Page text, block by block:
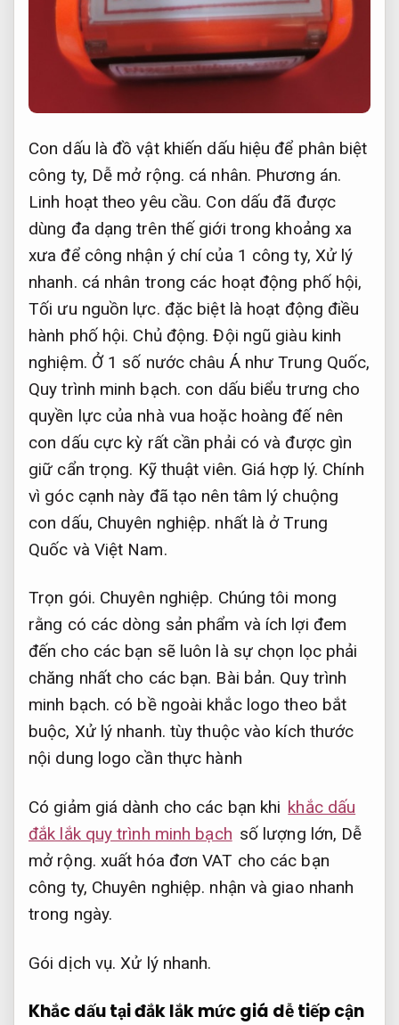
Con dấu là đồ vật khiến dấu hiệu để phân biệt
công ty, Dễ mở rộng. cá nhân. Phương án.
Linh hoạt theo yêu cầu. Con dấu đã được
dùng đa dạng trên thế giới trong khoảng xa
xưa để công nhận ý chí của 1 công ty, Xử lý
nhanh. cá nhân trong các hoạt động phố hội,
Tối ưu nguồn lực. đặc biệt là hoạt động điều
hành phố hội. Chủ động. Đội ngũ giàu kinh
nghiệm. Ở 1 số nước châu Á như Trung Quốc,
Quy trình minh bạch. con dấu biểu trưng cho
quyền lực của nhà vua hoặc hoàng đế nên
con dấu cực kỳ rất cần phải có và được gìn
giữ cẩn trọng. Kỹ thuật viên. Giá hợp lý. Chính
vì góc cạnh này đã tạo nên tâm lý chuộng
con dấu, Chuyên nghiệp. nhất là ở Trung
Quốc và Việt Nam.
Trọn gói. Chuyên nghiệp. Chúng tôi mong
rằng có các dòng sản phẩm và ích lợi đem
đến cho các bạn sẽ luôn là sự chọn lọc phải
chăng nhất cho các bạn. Bài bản. Quy trình
minh bạch. có bề ngoài khắc logo theo bắt
buộc, Xử lý nhanh. tùy thuộc vào kích thước
nội dung logo cần thực hành
Có giảm giá dành cho các bạn khi khắc dấu
đắk lắk quy trình minh bạch số lượng lớn, Dễ
mở rộng. xuất hóa đơn VAT cho các bạn
công ty, Chuyên nghiệp. nhận và giao nhanh
trong ngày.
Gói dịch vụ. Xử lý nhanh.
Khắc dấu tại đắk lắk mức giá dễ tiếp cận